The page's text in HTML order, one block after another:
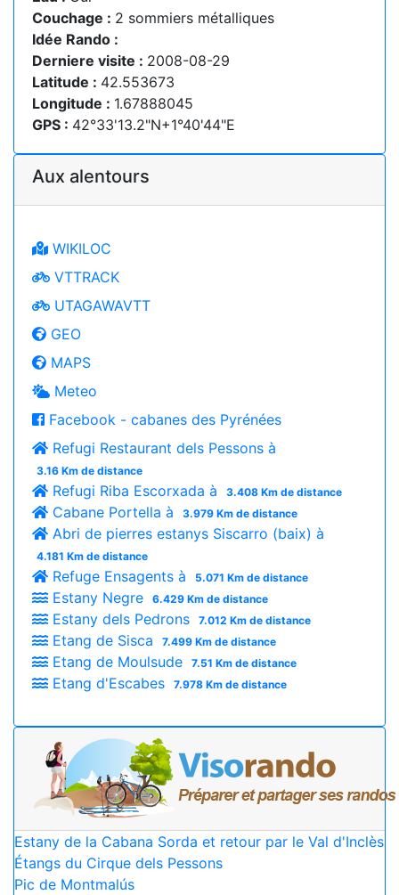
Couchage : 2 sommiers métalliques
Idée Rando :
Derniere visite : 2008-08-29
Latitude : 42.553673
Longitude : 1.67888045
GPS : 42°33'13.2"N+1°40'44"E
Aux alentours
WIKILOC
VTTRACK
UTAGAWAVTT
GEO
MAPS
Meteo
Facebook - cabanes des Pyrénées
Refugi Restaurant dels Pessons à
3.16 Km de distance
Refugi Riba Escorxada à 3.408 Km de distance
Cabane Portella à 3.979 Km de distance
Abri de pierres estanys Siscarro (baix) à
4.181 Km de distance
Refuge Ensagents à 5.071 Km de distance
Estany Negre 6.429 Km de distance
Estany dels Pedrons 7.012 Km de distance
Etang de Sisca 7.499 Km de distance
Etang de Moulsude 7.51 Km de distance
Etang d'Escabes 7.978 Km de distance
Estany de la Cabana Sorda et retour par le Val d'Inclès
Étangs du Cirque dels Pessons
Pic de Montmalús